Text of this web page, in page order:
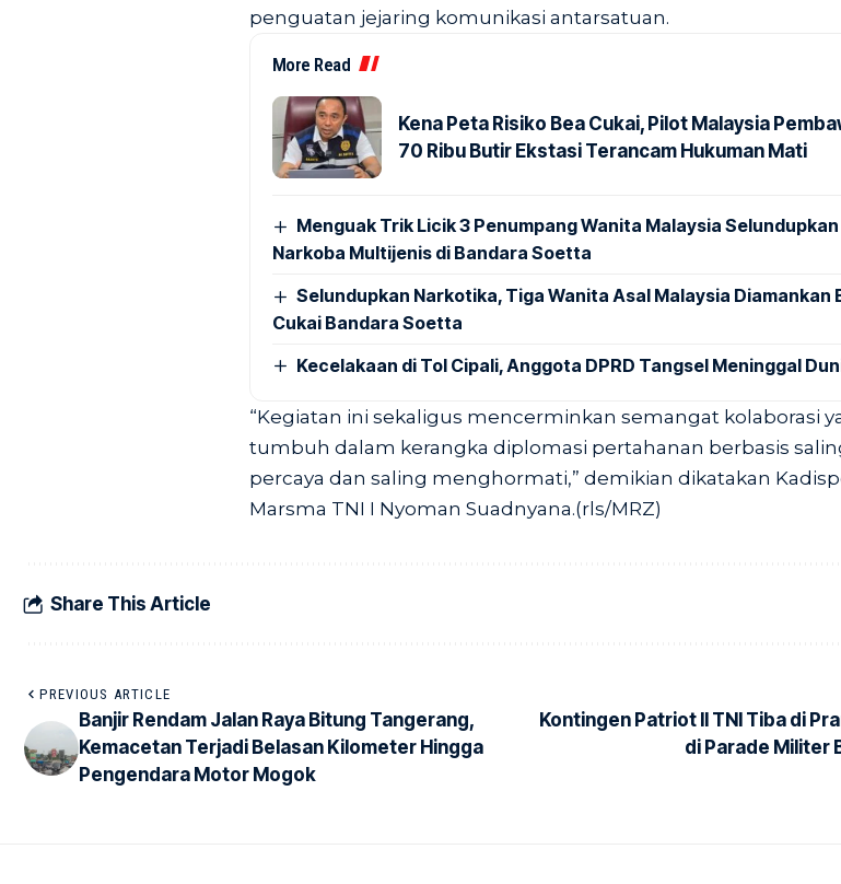
penguatan jejaring komunikasi antarsatuan.
More Read
Kena Peta Risiko Bea Cukai, Pilot Malaysia
70 Ribu Butir Ekstasi Terancam Hukuman Mati
Menguak Trik Licik 3 Penumpang Wanita Malaysia Selundupkan
Narkoba Multijenis di Bandara Soetta
Selundupkan Narkotika, Tiga Wanita Asal Malaysia Diamankan
Cukai Bandara Soetta
Kecelakaan di Tol Cipali, Anggota DPRD Tangsel Meninggal
“Kegiatan ini sekaligus mencerminkan semangat kolaborasi
tumbuh dalam kerangka diplomasi pertahanan berbasis
percaya dan saling menghormati,” demikian dikatakan
Marsma TNI I Nyoman Suadnyana.(rls/MRZ)
Share This Article
PREVIOUS ARTICLE
Banjir Rendam Jalan Raya Bitung Tangerang,
Kemacetan Terjadi Belasan Kilometer Hingga
Pengendara Motor Mogok
Kontingen Patriot II TNI Tiba di
di Parade Militer